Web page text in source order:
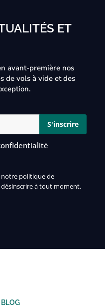
ET
avant-première nos
de vols à vide et des
notre politique de
à tout moment.